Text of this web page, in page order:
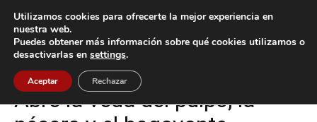
Inicio Oia
Oia
Abre la veda del pulpo, la
Utilizamos cookies para ofrecerte la mejor experiencia en
nuestra web.
Puedes obtener más información sobre qué cookies utilizamos o
desactivarlas en settings.
Aceptar Rechazar